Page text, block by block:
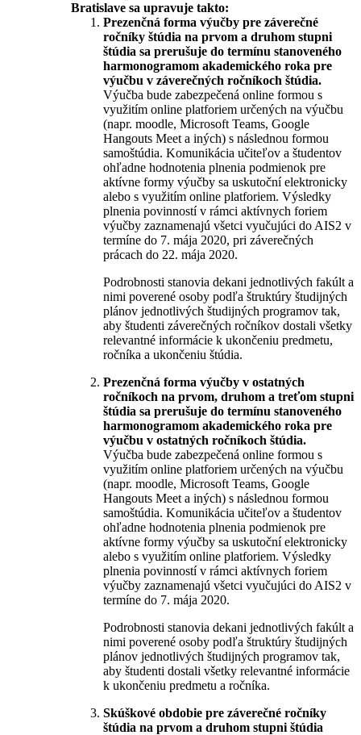
Bratislave sa upravuje takto:
Prezenčná forma výučby pre záverečné
ročníky štúdia na prvom a druhom stupni
štúdia sa prerušuje do termínu stanoveného
harmonogramom akademického roka pre
výučbu v záverečných ročníkoch štúdia.
Výučba bude zabezpečená online formou s
využitím online platforiem určených na výučbu
(napr. moodle, Microsoft Teams, Google
Hangouts Meet a iných) s následnou formou
samoštúdia. Komunikácia učiteľov a študentov
ohľadne hodnotenia plnenia podmienok pre
aktívne formy výučby sa uskutoční elektronicky
alebo s využitím online platforiem. Výsledky
plnenia povinností v rámci aktívnych foriem
výučby zaznamenajú všetci vyučujúci do AIS2 v
termíne do 7. mája 2020, pri záverečných
prácach do 22. mája 2020.
Podrobnosti stanovia dekani jednotlivých fakúlt a
nimi poverené osoby podľa štruktúry študijných
plánov jednotlivých študijných programov tak,
aby študenti záverečných ročníkov dostali všetky
relevantné informácie k ukončeniu predmetu,
ročníka a ukončeniu štúdia.
Prezenčná forma výučby v ostatných
ročníkoch na prvom, druhom a treťom stupni
štúdia sa prerušuje do termínu stanoveného
harmonogramom akademického roka pre
výučbu v ostatných ročníkoch štúdia.
Výučba bude zabezpečená online formou s
využitím online platforiem určených na výučbu
(napr. moodle, Microsoft Teams, Google
Hangouts Meet a iných) s následnou formou
samoštúdia. Komunikácia učiteľov a študentov
ohľadne hodnotenia plnenia podmienok pre
aktívne formy výučby sa uskutoční elektronicky
alebo s využitím online platforiem. Výsledky
plnenia povinností v rámci aktívnych foriem
výučby zaznamenajú všetci vyučujúci do AIS2 v
termíne do 7. mája 2020.
Podrobnosti stanovia dekani jednotlivých fakúlt a
nimi poverené osoby podľa štruktúry študijných
plánov jednotlivých študijných programov tak,
aby študenti dostali všetky relevantné informácie
k ukončeniu predmetu a ročníka.
Skúškové obdobie pre záverečné ročníky
štúdia na prvom a druhom stupni štúdia